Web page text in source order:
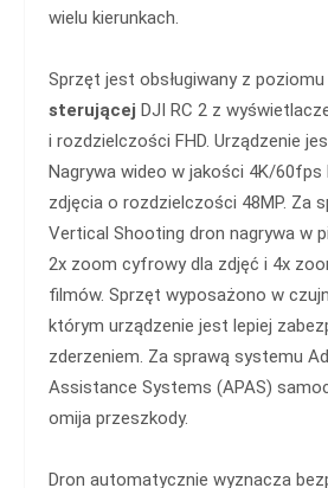
wielu kierunkach.
Sprzęt jest obsługiwany z poziomu
sterującej DJI RC 2 z
i rozdzielczości FHD. Urządzenie
Nagrywa wideo w jakości 4K/60fps
zdjęcia o rozdzielczości 48MP. Za
Vertical Shooting dron nagrywa w
2x zoom cyfrowy dla zdjęć i 4x
filmów. Sprzęt wyposażono w
którym urządzenie jest lepiej
zderzeniem. Za sprawą systemu
Assistance Systems (APAS)
omija przeszkody.
Dron automatycznie wyznacza